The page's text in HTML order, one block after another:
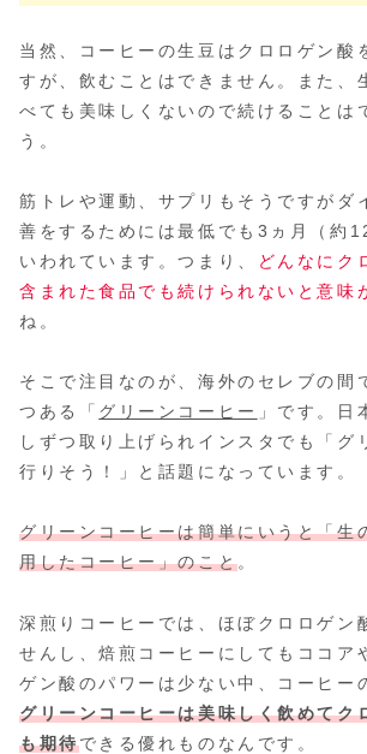
当然、コーヒーの生豆はクロロゲン酸
すが、飲むことはできません。また、
べても美味しくないので続けることは
う。
筋トレや運動、サプリもそうですがダ
善をするためには最低でも3ヵ月（約
いわれています。つまり、
どんなにク
含まれた食品でも続けられないと意味
ね。
そこで注目なのが、海外のセレブの間
つある「 グリーンコーヒー 」です。日
しずつ取り上げられインスタでも「グ
行りそう！」と話題になっています。
グリーンコーヒーは簡単にいうと「生
用したコーヒー」のこと。
深煎りコーヒーでは、ほぼクロロゲン
せんし、焙煎コーヒーにしてもココア
ゲン酸のパワーは少ない中、コーヒー
グリーンコーヒーは美味しく飲めてク
も期待できる優れものなんです。